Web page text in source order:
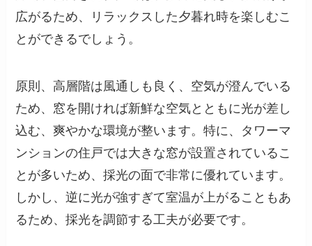
広がるため、リラックスした夕暮れ時を楽しむこ
とができるでしょう。
原則、高層階は風通しも良く、空気が澄んでいる
ため、窓を開ければ新鮮な空気とともに光が差し
込む、爽やかな環境が整います。特に、タワーマ
ンションの住戸では大きな窓が設置されているこ
とが多いため、採光の面で非常に優れています。
しかし、逆に光が強すぎて室温が上がることもあ
るため、採光を調節する工夫が必要です。